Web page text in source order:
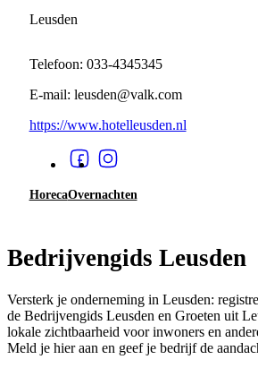
Leusden
Telefoon: 033-4345345
E-mail: leusden@valk.com
https://www.hotelleusden.nl
HorecaOvernachten
Bedrijvengids Leusden
Versterk je onderneming in Leusden:
de Bedrijvengids Leusden en Groeten uit
lokale zichtbaarheid voor inwoners en
Meld je hier aan en geef je bedrijf de